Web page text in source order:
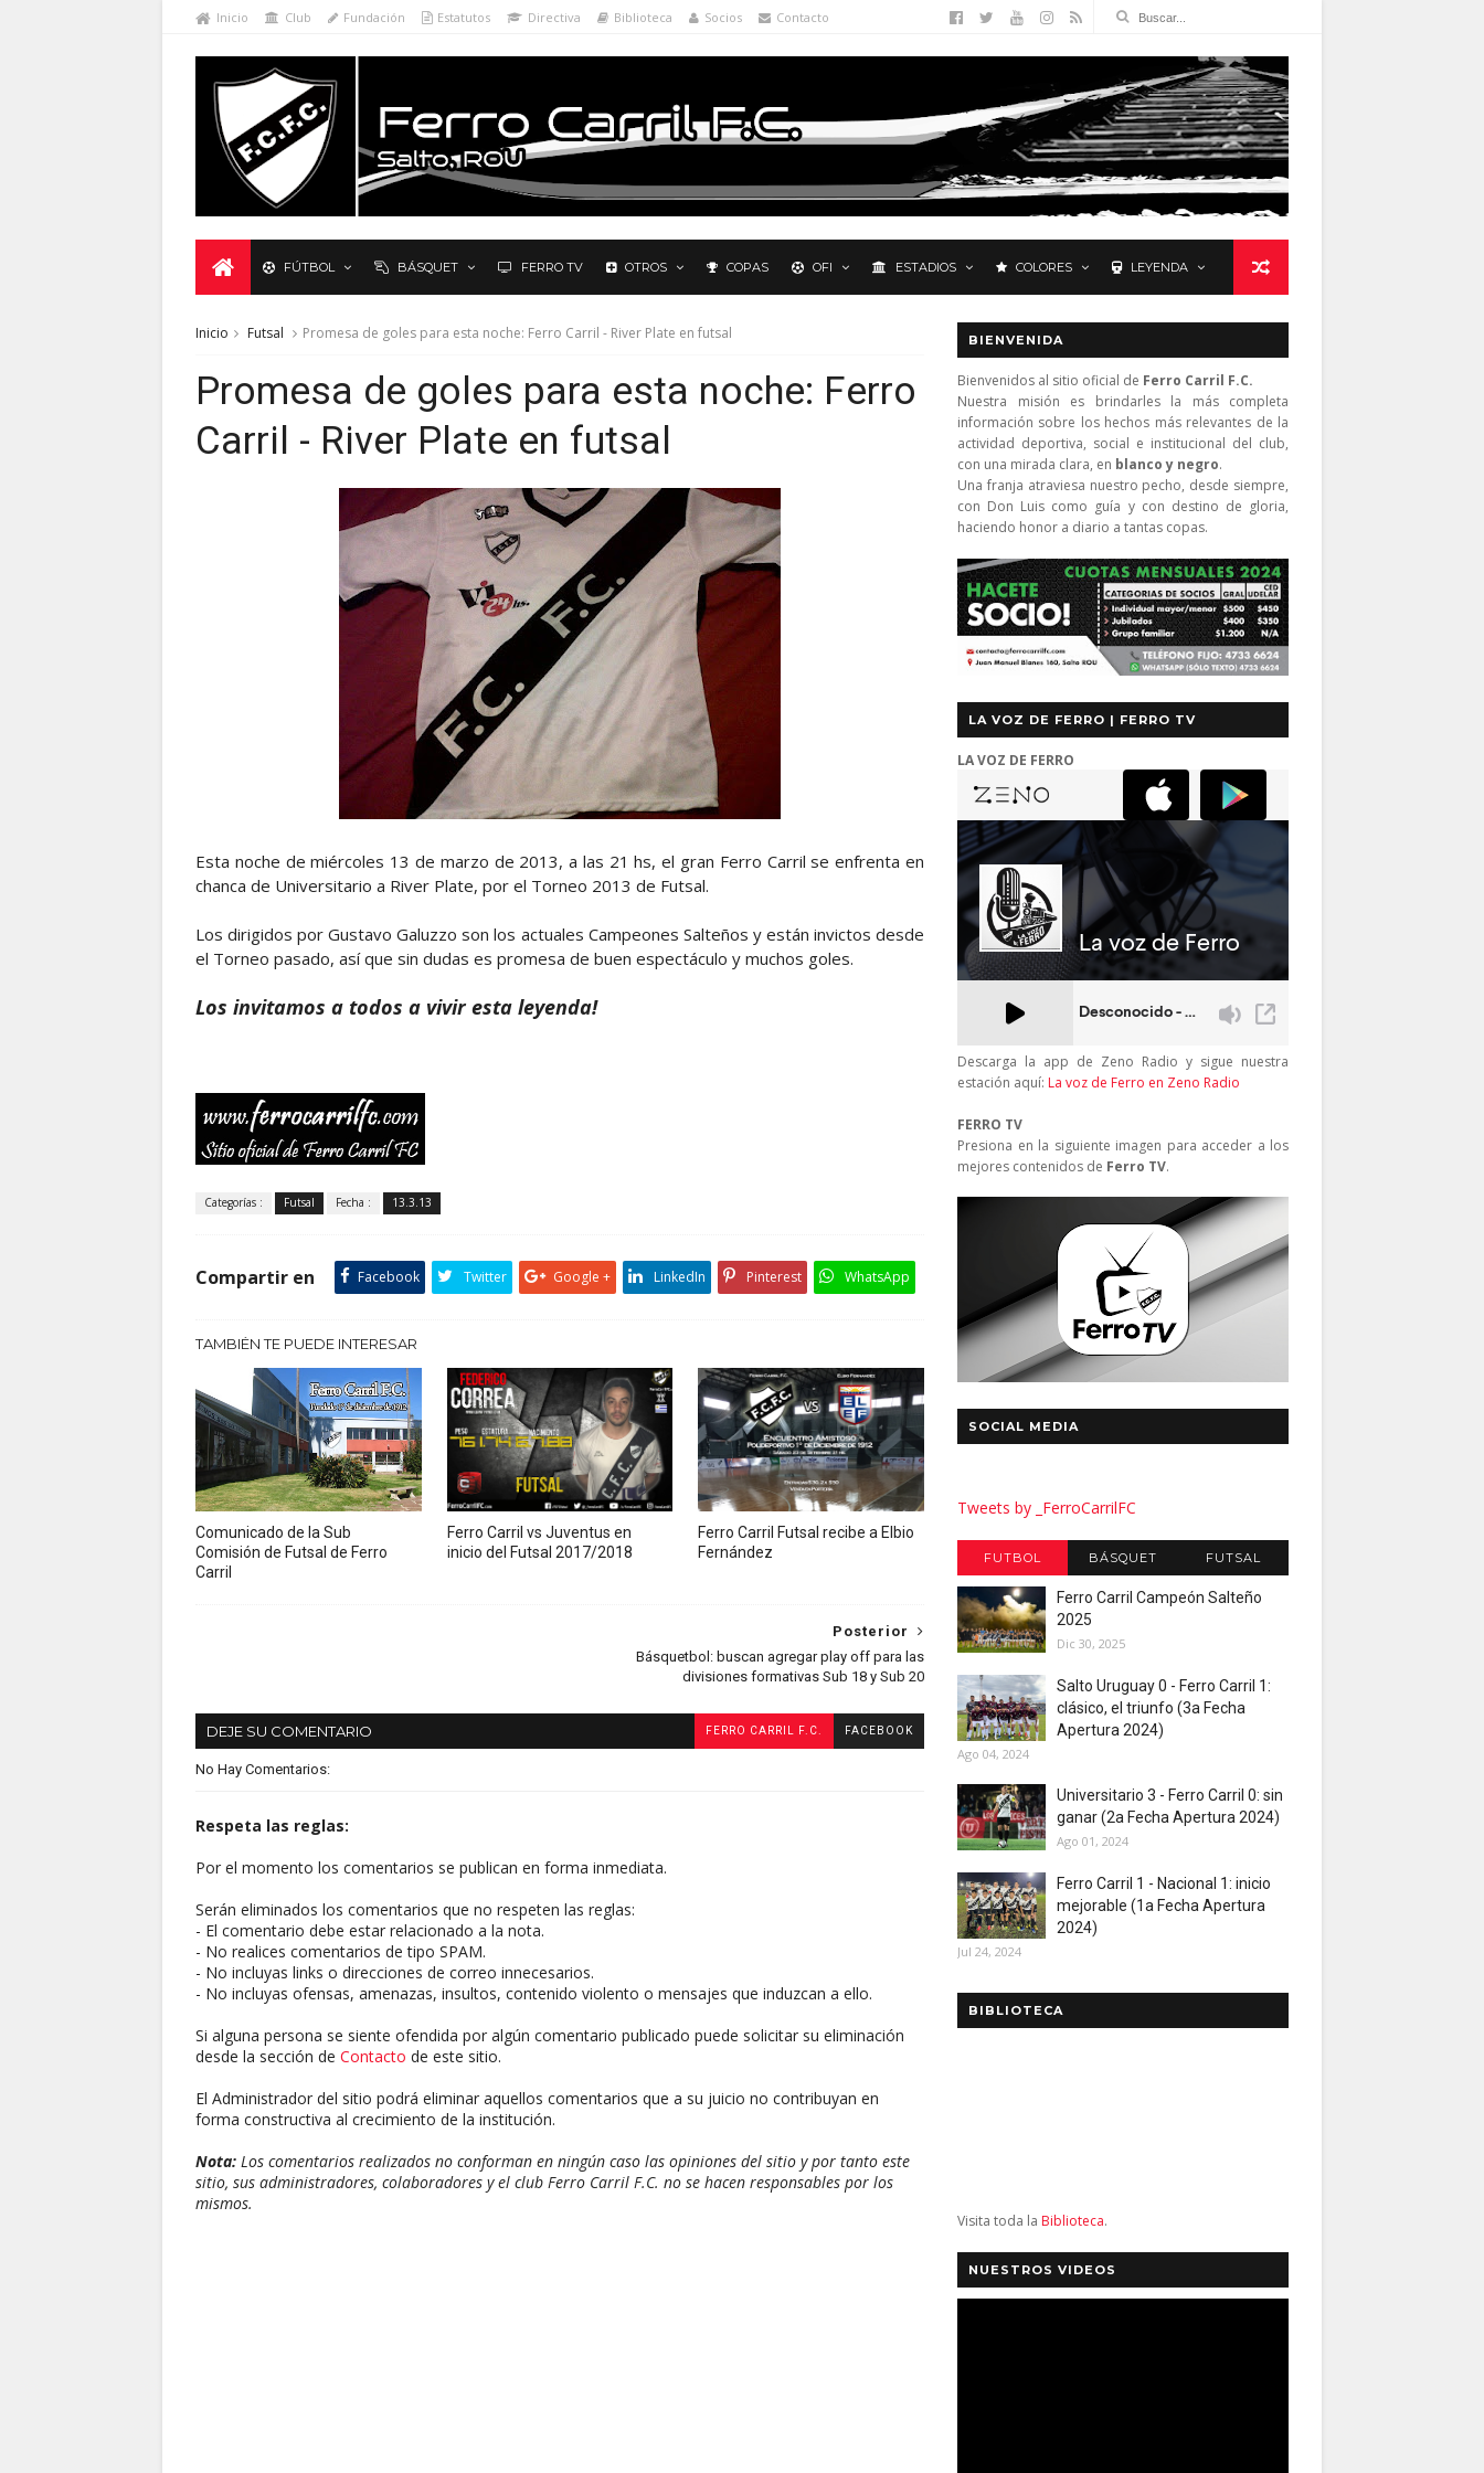
Inicio Club Fundación Estatutos Directiva Biblioteca Socios Contacto
FÚTBOL BÁSQUET FERRO TV OTROS COPAS OFI ESTADIOS COLORES LEYENDA
Inicio Futsal Promesa de goles para esta noche: Ferro Carril - River Plate en futsal
Promesa de goles para esta noche: Ferro
Carril - River Plate en futsal
Esta noche de miércoles 13 de marzo de 2013, a las 21 hs, el gran Ferro Carril se enfrenta en
chanca de Universitario a River Plate, por el Torneo 2013 de Futsal.
Los dirigidos por Gustavo Galuzzo son los actuales Campeones Salteños y están invictos desde
el Torneo pasado, así que sin dudas es promesa de buen espectáculo y muchos goles.
Los invitamos a todos a vivir esta leyenda!
Categorías : Futsal Fecha : 13.3.13
Compartir en Facebook Twitter Google + LinkedIn Pinterest WhatsApp
TAMBIÉN TE PUEDE INTERESAR
Comunicado de la Sub
Comisión de Futsal de Ferro
Carril
Ferro Carril vs Juventus en
inicio del Futsal 2017/2018
Ferro Carril Futsal recibe a Elbio
Fernández
Posterior
Básquetbol: buscan agregar play off para las
divisiones formativas Sub 18 y Sub 20
DEJE SU COMENTARIO FERRO CARRIL F.C. FACEBOOK
No Hay Comentarios:
Respeta las reglas:
Por el momento los comentarios se publican en forma inmediata.
Serán eliminados los comentarios que no respeten las reglas:
- El comentario debe estar relacionado a la nota.
- No realices comentarios de tipo SPAM.
- No incluyas links o direcciones de correo innecesarios.
- No incluyas ofensas, amenazas, insultos, contenido violento o mensajes que induzcan a ello.
Si alguna persona se siente ofendida por algún comentario publicado puede solicitar su eliminación
desde la sección de Contacto de este sitio.
El Administrador del sitio podrá eliminar aquellos comentarios que a su juicio no contribuyan en
forma constructiva al crecimiento de la institución.
Nota: Los comentarios realizados no conforman en ningún caso las opiniones del sitio y por tanto este
sitio, sus administradores, colaboradores y el club Ferro Carril F.C. no se hacen responsables por los
mismos.
BIENVENIDA
Bienvenidos al sitio oficial de Ferro Carril F.C.
Nuestra misión es brindarles la más completa
información sobre los hechos más relevantes de la
actividad deportiva, social e institucional del club,
con una mirada clara, en blanco y negro.
Una franja atraviesa nuestro pecho, desde siempre,
con Don Luis como guía y con destino de gloria,
haciendo honor a diario a tantas copas.
LA VOZ DE FERRO | FERRO TV
LA VOZ DE FERRO
Descarga la app de Zeno Radio y sigue nuestra
estación aquí: La voz de Ferro en Zeno Radio
FERRO TV
Presiona en la siguiente imagen para acceder a los
mejores contenidos de Ferro TV.
SOCIAL MEDIA
Tweets by _FerroCarrilFC
FUTBOL BÁSQUET FUTSAL
Ferro Carril Campeón Salteño
2025
Dic 30, 2025
Salto Uruguay 0 - Ferro Carril 1:
clásico, el triunfo (3a Fecha
Apertura 2024)
Ago 04, 2024
Universitario 3 - Ferro Carril 0: sin
ganar (2a Fecha Apertura 2024)
Ago 01, 2024
Ferro Carril 1 - Nacional 1: inicio
mejorable (1a Fecha Apertura
2024)
Jul 24, 2024
BIBLIOTECA
Visita toda la Biblioteca.
NUESTROS VIDEOS